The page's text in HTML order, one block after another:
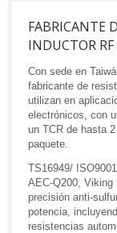
FABRICANTE
INDUCTOR
Con sede en
fabricante de
utilizan en
electrónicos, con
un TCR de hasta
paquete.
TS16949/
AEC-Q200, Viking
precisión anti-
potencia,
resistencias